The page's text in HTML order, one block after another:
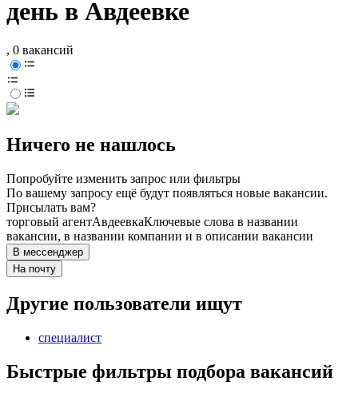
день в Авдеевке
, 0 вакансий
Ничего не нашлось
Попробуйте изменить запрос или фильтры
По вашему запросу ещё будут появляться новые вакансии.
Присылать вам?
торговый агентАвдеевкаКлючевые слова в названии
вакансии, в названии компании и в описании вакансии
В мессенджер
На почту
Другие пользователи ищут
специалист
Быстрые фильтры подбора вакансий